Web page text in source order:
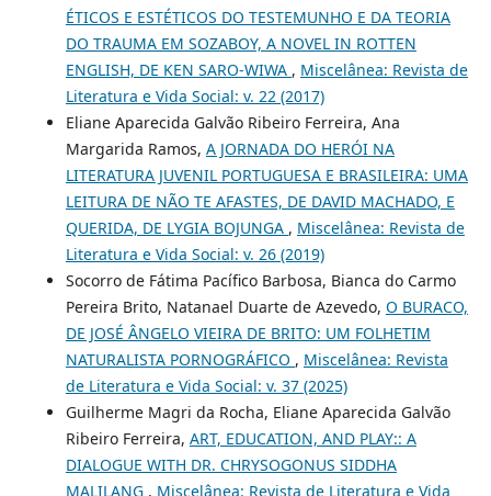
ÉTICOS E ESTÉTICOS DO TESTEMUNHO E DA TEORIA
DO TRAUMA EM SOZABOY, A NOVEL IN ROTTEN
ENGLISH, DE KEN SARO-WIWA , Miscelânea: Revista de
Literatura e Vida Social: v. 22 (2017)
Eliane Aparecida Galvão Ribeiro Ferreira, Ana
Margarida Ramos, A JORNADA DO HERÓI NA
LITERATURA JUVENIL PORTUGUESA E BRASILEIRA: UMA
LEITURA DE NÃO TE AFASTES, DE DAVID MACHADO, E
QUERIDA, DE LYGIA BOJUNGA , Miscelânea: Revista de
Literatura e Vida Social: v. 26 (2019)
Socorro de Fátima Pacífico Barbosa, Bianca do Carmo
Pereira Brito, Natanael Duarte de Azevedo, O BURACO,
DE JOSÉ ÂNGELO VIEIRA DE BRITO: UM FOLHETIM
NATURALISTA PORNOGRÁFICO , Miscelânea: Revista
de Literatura e Vida Social: v. 37 (2025)
Guilherme Magri da Rocha, Eliane Aparecida Galvão
Ribeiro Ferreira, ART, EDUCATION, AND PLAY:: A
DIALOGUE WITH DR. CHRYSOGONUS SIDDHA
MALILANG , Miscelânea: Revista de Literatura e Vida